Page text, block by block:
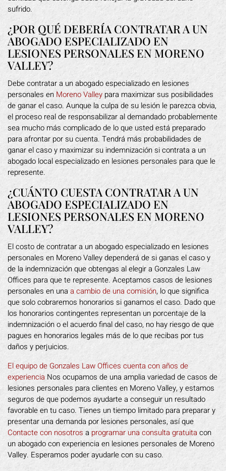
sufrido.
¿POR QUÉ DEBERÍA CONTRATAR A UN
ABOGADO ESPECIALIZADO EN
LESIONES PERSONALES EN MORENO
VALLEY?
Debe contratar a un abogado especializado en lesiones
personales en Moreno Valley para maximizar sus posibilidades
de ganar el caso. Aunque la culpa de su lesión le parezca obvia,
el proceso real de responsabilizar al demandado probablemente
sea mucho más complicado de lo que usted está preparado
para afrontar por su cuenta. Tendrá más probabilidades de
ganar el caso y maximizar su indemnización si contrata a un
abogado local especializado en lesiones personales para que le
represente.
¿CUÁNTO CUESTA CONTRATAR A UN
ABOGADO ESPECIALIZADO EN
LESIONES PERSONALES EN MORENO
VALLEY?
El costo de contratar a un abogado especializado en lesiones
personales en Moreno Valley dependerá de si ganas el caso y
de la indemnización que obtengas al elegir a Gonzales Law
Offices para que te represente. Aceptamos casos de lesiones
personales en una a cambio de una comisión, lo que significa
que solo cobraremos honorarios si ganamos el caso. Dado que
los honorarios contingentes representan un porcentaje de la
indemnización o el acuerdo final del caso, no hay riesgo de que
pagues en honorarios legales más de lo que recibas por tus
daños y perjuicios.
El equipo de Gonzales Law Offices cuenta con años de
experiencia Nos ocupamos de una amplia variedad de casos de
lesiones personales para clientes en Moreno Valley, y estamos
seguros de que podemos ayudarte a conseguir un resultado
favorable en tu caso. Tienes un tiempo limitado para preparar y
presentar una demanda por lesiones personales, así que
Contacte con nosotros a programar una consulta gratuita con
un abogado con experiencia en lesiones personales de Moreno
Valley. Esperamos poder ayudarle con su caso.